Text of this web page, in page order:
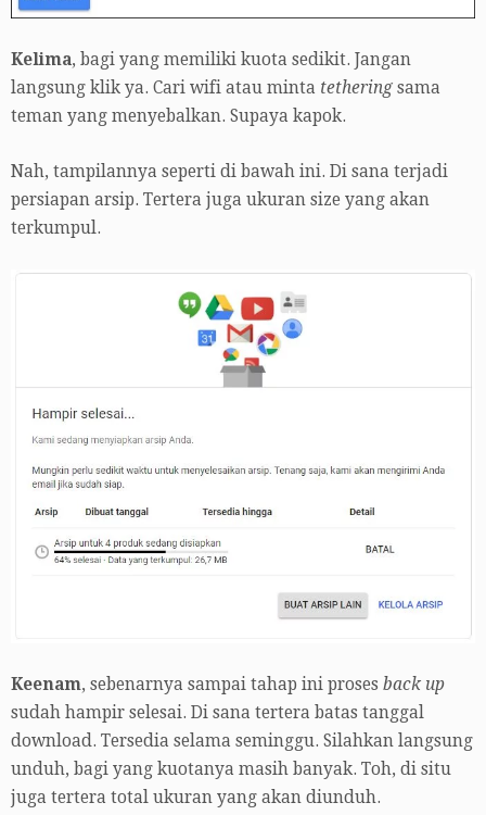
Kelima, bagi yang memiliki kuota sedikit. Jangan
langsung klik ya. Cari wifi atau minta tethering sama
teman yang menyebalkan. Supaya kapok.
Nah, tampilannya seperti di bawah ini. Di sana terjadi
persiapan arsip. Tertera juga ukuran size yang akan
terkumpul.
Keenam, sebenarnya sampai tahap ini proses back up
sudah hampir selesai. Di sana tertera batas tanggal
download. Tersedia selama seminggu. Silahkan langsung
unduh, bagi yang kuotanya masih banyak. Toh, di situ
juga tertera total ukuran yang akan diunduh.